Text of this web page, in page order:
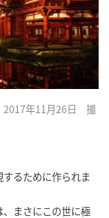
2017年11月26日 撮
るために作られま
まさにこの世に極